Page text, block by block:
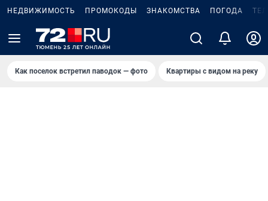
НЕДВИЖИМОСТЬ ПРОМОКОДЫ ЗНАКОМСТВА ПОГОДА
Как поселок встретил паводок — фото Квартиры с видом на реку